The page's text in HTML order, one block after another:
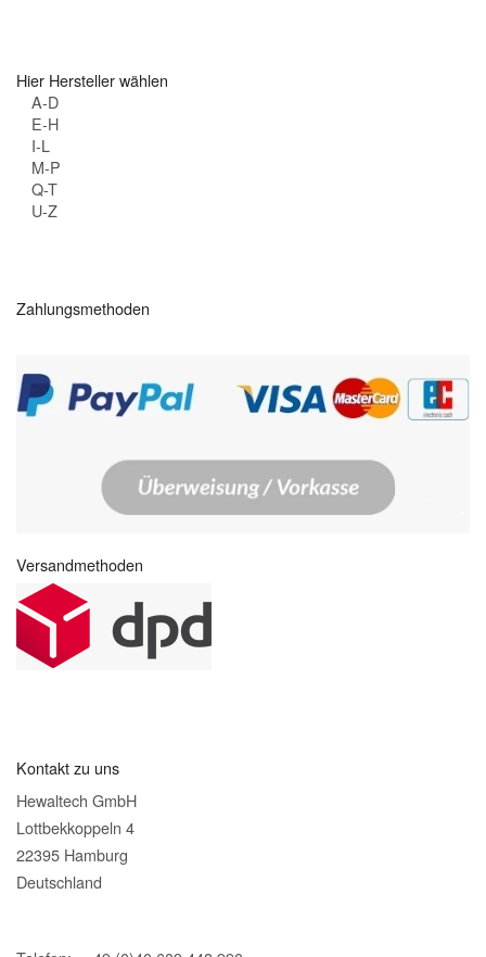
Hier Hersteller wählen
A-D
E-H
I-L
M-P
Q-T
U-Z
Zahlungsmethoden
Versandmethoden
Kontakt zu uns
Hewaltech GmbH
Lottbekkoppeln 4
22395 Hamburg
Deutschland